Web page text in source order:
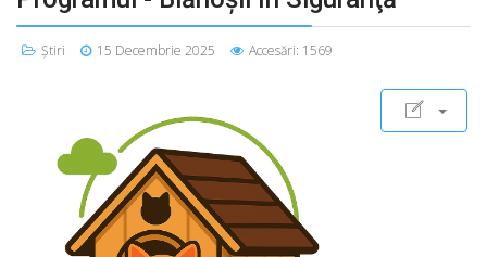
Știri 15 Decembrie 2025 Accesări: 1569